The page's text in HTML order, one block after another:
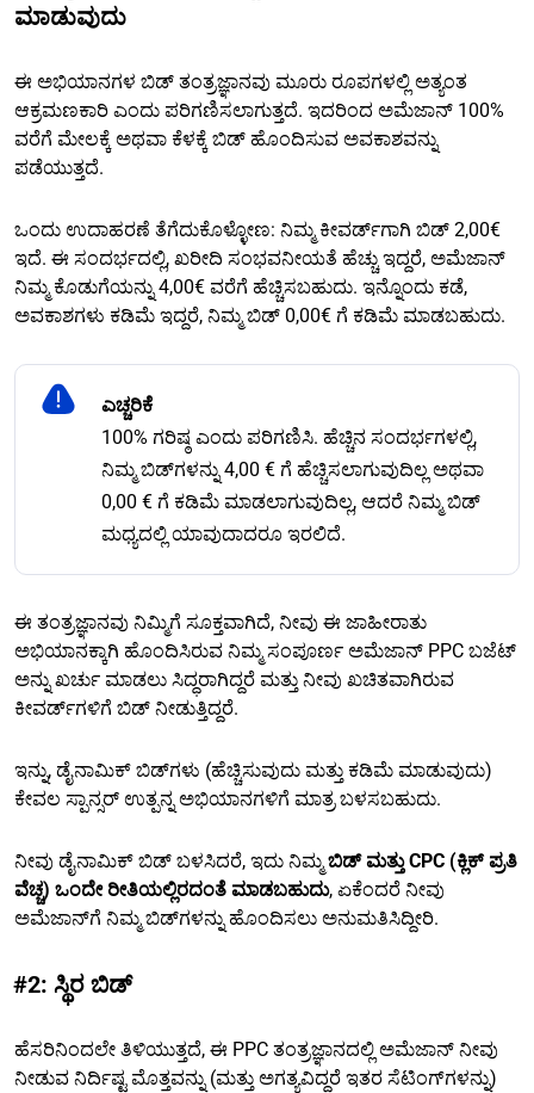
ಮಾಡುವುದು
ಈ ಅಭಿಯಾನಗಳ ಬಿಡ್ ತಂತ್ರಜ್ಞಾನವು ಮೂರು ರೂಪಗಳಲ್ಲಿ ಅತ್ಯಂತ
ಆಕ್ರಮಣಕಾರಿ ಎಂದು ಪರಿಗಣಿಸಲಾಗುತ್ತದೆ. ಇದರಿಂದ ಅಮೆಜಾನ್ 100%
ವರೆಗೆ ಮೇಲಕ್ಕೆ ಅಥವಾ ಕೆಳಕ್ಕೆ ಬಿಡ್ ಹೊಂದಿಸುವ ಅವಕಾಶವನ್ನು
ಪಡೆಯುತ್ತದೆ.
ಒಂದು ಉದಾಹರಣೆ ತೆಗೆದುಕೊಳ್ಳೋಣ: ನಿಮ್ಮ ಕೀವರ್ಡ್‌ಗಾಗಿ ಬಿಡ್ 2,00€
ಇದೆ. ಈ ಸಂದರ್ಭದಲ್ಲಿ, ಖರೀದಿ ಸಂಭವನೀಯತೆ ಹೆಚ್ಚು ಇದ್ದರೆ, ಅಮೆಜಾನ್
ನಿಮ್ಮ ಕೊಡುಗೆಯನ್ನು 4,00€ ವರೆಗೆ ಹೆಚ್ಚಿಸಬಹುದು. ಇನ್ನೊಂದು ಕಡೆ,
ಅವಕಾಶಗಳು ಕಡಿಮೆ ಇದ್ದರೆ, ನಿಮ್ಮ ಬಿಡ್ 0,00€ ಗೆ ಕಡಿಮೆ ಮಾಡಬಹುದು.
ಎಚ್ಚರಿಕೆ
100% ಗರಿಷ್ಠ ಎಂದು ಪರಿಗಣಿಸಿ. ಹೆಚ್ಚಿನ ಸಂದರ್ಭಗಳಲ್ಲಿ,
ನಿಮ್ಮ ಬಿಡ್‌ಗಳನ್ನು 4,00 € ಗೆ ಹೆಚ್ಚಿಸಲಾಗುವುದಿಲ್ಲ ಅಥವಾ
0,00 € ಗೆ ಕಡಿಮೆ ಮಾಡಲಾಗುವುದಿಲ್ಲ, ಆದರೆ ನಿಮ್ಮ ಬಿಡ್
ಮಧ್ಯದಲ್ಲಿ ಯಾವುದಾದರೂ ಇರಲಿದೆ.
ಈ ತಂತ್ರಜ್ಞಾನವು ನಿಮ್ಮಿಗೆ ಸೂಕ್ತವಾಗಿದೆ, ನೀವು ಈ ಜಾಹೀರಾತು
ಅಭಿಯಾನಕ್ಕಾಗಿ ಹೊಂದಿಸಿರುವ ನಿಮ್ಮ ಸಂಪೂರ್ಣ ಅಮೆಜಾನ್ PPC ಬಜೆಟ್
ಅನ್ನು ಖರ್ಚು ಮಾಡಲು ಸಿದ್ಧರಾಗಿದ್ದರೆ ಮತ್ತು ನೀವು ಖಚಿತವಾಗಿರುವ
ಕೀವರ್ಡ್‌ಗಳಿಗೆ ಬಿಡ್ ನೀಡುತ್ತಿದ್ದರೆ.
ಇನ್ನು, ಡೈನಾಮಿಕ್ ಬಿಡ್‌ಗಳು (ಹೆಚ್ಚಿಸುವುದು ಮತ್ತು ಕಡಿಮೆ ಮಾಡುವುದು)
ಕೇವಲ ಸ್ಪಾನ್ಸರ್ ಉತ್ಪನ್ನ ಅಭಿಯಾನಗಳಿಗೆ ಮಾತ್ರ ಬಳಸಬಹುದು.
ನೀವು ಡೈನಾಮಿಕ್ ಬಿಡ್ ಬಳಸಿದರೆ, ಇದು ನಿಮ್ಮಬಿಡ್ ಮತ್ತು CPC (ಕ್ಲಿಕ್ ಪ್ರತಿ
ವೆಚ್ಚ) ಒಂದೇ ರೀತಿಯಲ್ಲಿರದಂತೆ ಮಾಡಬಹುದು, ಏಕೆಂದರೆ ನೀವು
ಅಮೆಜಾನ್‌ಗೆ ನಿಮ್ಮ ಬಿಡ್‌ಗಳನ್ನು ಹೊಂದಿಸಲು ಅನುಮತಿಸಿದ್ದೀರಿ.
#2: ಸ್ಥಿರ ಬಿಡ್
ಹೆಸರಿನಿಂದಲೇ ತಿಳಿಯುತ್ತದೆ, ಈ PPC ತಂತ್ರಜ್ಞಾನದಲ್ಲಿ ಅಮೆಜಾನ್ ನೀವು
ನೀಡುವ ನಿರ್ದಿಷ್ಟ ಮೊತ್ತವನ್ನು (ಮತ್ತು ಅಗತ್ಯವಿದ್ದರೆ ಇತರ ಸೆಟಿಂಗ್‌ಗಳನ್ನು)